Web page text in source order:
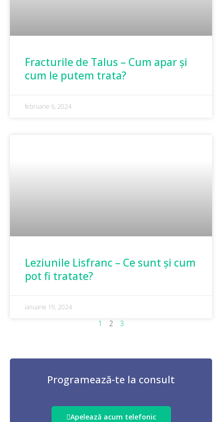
Fracturile de Talus – Cum apar și
cum le putem trata?
februarie 6, 2024
Leziunile Lisfranc – Ce sunt și cum
pot fi tratate?
ianuarie 19, 2024
1 2 3
Programează-te la consult
Apelează acum telefonic